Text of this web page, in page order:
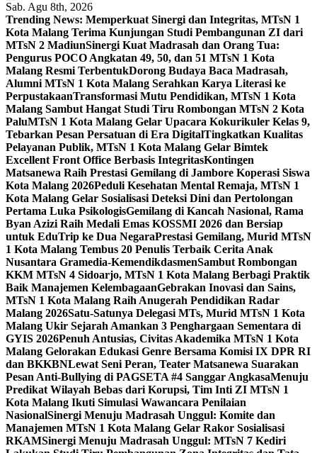
Sab. Agu 8th, 2026
Trending News: Memperkuat Sinergi dan Integritas, MTsN 1
Kota Malang Terima Kunjungan Studi Pembangunan ZI dari
MTsN 2 MadiunSinergi Kuat Madrasah dan Orang Tua:
Pengurus POCO Angkatan 49, 50, dan 51 MTsN 1 Kota
Malang Resmi TerbentukDorong Budaya Baca Madrasah,
Alumni MTsN 1 Kota Malang Serahkan Karya Literasi ke
PerpustakaanTransformasi Mutu Pendidikan, MTsN 1 Kota
Malang Sambut Hangat Studi Tiru Rombongan MTsN 2 Kota
PaluMTsN 1 Kota Malang Gelar Upacara Kokurikuler Kelas 9,
Tebarkan Pesan Persatuan di Era DigitalTingkatkan Kualitas
Pelayanan Publik, MTsN 1 Kota Malang Gelar Bimtek
Excellent Front Office Berbasis IntegritasKontingen
Matsanewa Raih Prestasi Gemilang di Jambore Koperasi Siswa
Kota Malang 2026Peduli Kesehatan Mental Remaja, MTsN 1
Kota Malang Gelar Sosialisasi Deteksi Dini dan Pertolongan
Pertama Luka PsikologisGemilang di Kancah Nasional, Rama
Byan Azizi Raih Medali Emas KOSSMI 2026 dan Bersiap
untuk EduTrip ke Dua NegaraPrestasi Gemilang, Murid MTsN
1 Kota Malang Tembus 20 Penulis Terbaik Cerita Anak
Nusantara Gramedia-KemendikdasmenSambut Rombongan
KKM MTsN 4 Sidoarjo, MTsN 1 Kota Malang Berbagi Praktik
Baik Manajemen KelembagaanGebrakan Inovasi dan Sains,
MTsN 1 Kota Malang Raih Anugerah Pendidikan Radar
Malang 2026Satu-Satunya Delegasi MTs, Murid MTsN 1 Kota
Malang Ukir Sejarah Amankan 3 Penghargaan Sementara di
GYIS 2026Penuh Antusias, Civitas Akademika MTsN 1 Kota
Malang Gelorakan Edukasi Genre Bersama Komisi IX DPR RI
dan BKKBNLewat Seni Peran, Teater Matsanewa Suarakan
Pesan Anti-Bullying di PAGSETA #4 Sanggar AngkasaMenuju
Predikat Wilayah Bebas dari Korupsi, Tim Inti ZI MTsN 1
Kota Malang Ikuti Simulasi Wawancara Penilaian
NasionalSinergi Menuju Madrasah Unggul: Komite dan
Manajemen MTsN 1 Kota Malang Gelar Rakor Sosialisasi
RKAMSinergi Menuju Madrasah Unggul: MTsN 7 Kediri